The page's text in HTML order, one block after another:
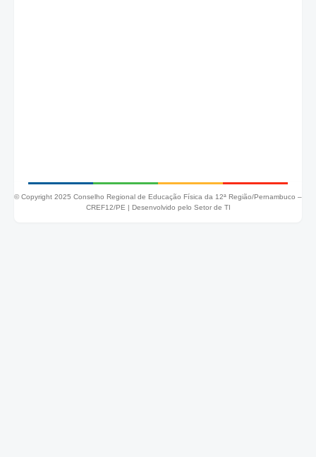
© Copyright 2025 Conselho Regional de Educação Física da 12ª Região/Pernambuco –
CREF12/PE | Desenvolvido pelo Setor de TI